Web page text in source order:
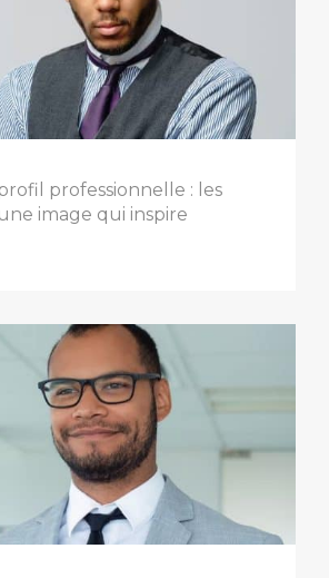
professionnelle : les
image qui inspire